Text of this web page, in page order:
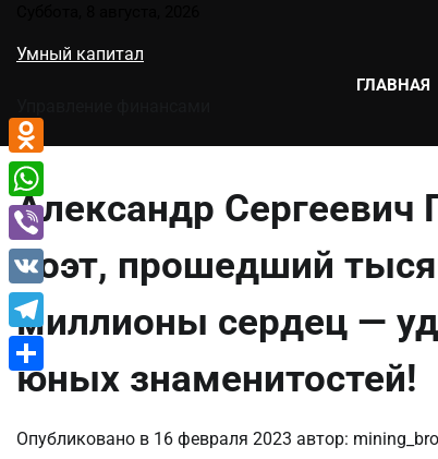
содержимому
Умный капитал
ГЛАВНАЯ
Александр
поэт, прошедший
миллионы сердец —
юных знаменитостей!
Опубликовано в 16 февраля 2023 автор:
Odnoklassniki
WhatsApp
Viber
VK
Telegram
Отправить